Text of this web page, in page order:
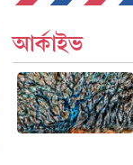
আর্কাইভ